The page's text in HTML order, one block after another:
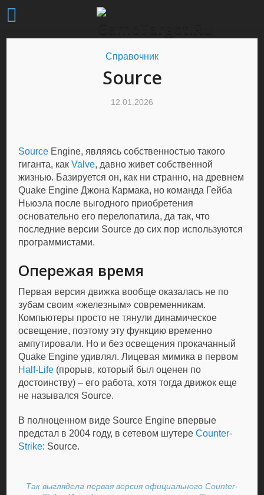
Справочник
Source
12.01.2026
Source Engine, являясь собственностью такого
гиганта, какValve, давно живет собственной
жизнью. Базируется он, как ни странно, на древнем
Quake Engine Джона Кармака, но команда Гейба
Ньюэла после выгодного приобретения
основательно его перелопатила, да так, что
последние версии Source до сих пор используются
программистами.
Опережая время
Первая версия движка вообще оказалась не по
зубам своим «железным» современникам.
Компьютеры просто не тянули динамическое
освещение, поэтому эту функцию временно
ампутировали. Но и без освещения прокачанный
Quake Engine удивлял. Лицевая мимика в первом
Half-Life (прорыв, который был оценен по
достоинству) – его работа, хотя тогда движок еще
не назывался Source.
В полноценном виде Source Engine впервые
предстал в 2004 году, в сетевом шутереCounter-
Strike: Source.
Так выглядела первая версия официального Counter-